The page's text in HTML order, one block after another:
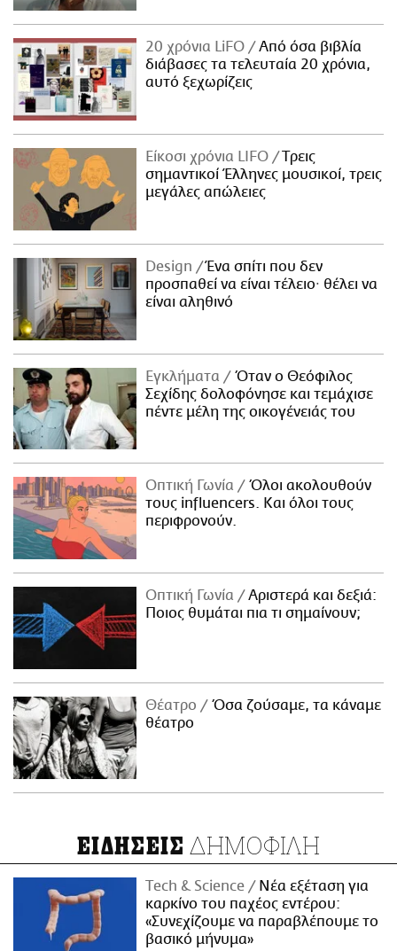
20 χρόνια LiFO
Από όσα βιβλία
διάβασες τα τελευταία 20 χρόνια,
αυτό ξεχωρίζεις
Είκοσι χρόνια LIFO
Tρεις
σημαντικοί Έλληνες μουσικοί, τρεις
μεγάλες απώλειες
Design
Ένα σπίτι που δεν
προσπαθεί να είναι τέλειο· θέλει να
είναι αληθινό
Εγκλήματα
Όταν ο Θεόφιλος
Σεχίδης δολοφόνησε και τεμάχισε
πέντε μέλη της οικογένειάς του
Οπτική Γωνία
Όλοι ακολουθούν
τους influencers. Και όλοι τους
περιφρονούν.
Οπτική Γωνία
Αριστερά και δεξιά:
Ποιος θυμάται πια τι σημαίνουν;
Θέατρο
Όσα ζούσαμε, τα κάναμε
θέατρο
ΕΙΔΗΣΕΙΣ ΔΗΜΟΦΙΛΗ
Τech & Science
Νέα εξέταση για
καρκίνο του παχέος εντέρου:
«Συνεχίζουμε να παραβλέπουμε το
βασικό μήνυμα»